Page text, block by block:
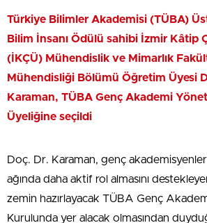
Türkiye Bilimler Akademisi (TÜBA)
Bilim İnsanı Ödülü sahibi İzmir Kâtip
(İKÇÜ) Mühendislik ve Mimarlık
Mühendisliği Bölümü Öğretim Üyesi
Karaman, TÜBA Genç Akademi
Üyeliğine seçildi
Doç. Dr. Karaman, genç
ağında daha aktif rol almasını
zemin hazırlayacak TÜBA Genç
Kurulunda yer alacak olmasından